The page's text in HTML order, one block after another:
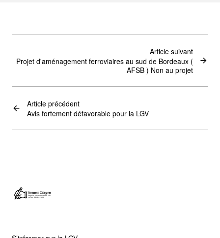
Article précédent
Avis fortement défavorable pour la LGV
Article suivant
Projet d'aménagement ferroviaires au sud de Bordeaux (
AFSB ) Non au projet